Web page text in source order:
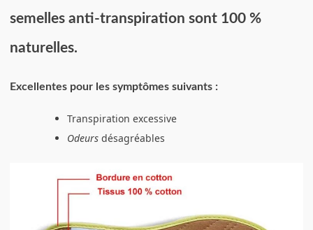
semelles anti-transpiration sont 100 %
naturelles.
Excellentes pour les symptômes suivants :
Transpiration excessive
Odeurs désagréables